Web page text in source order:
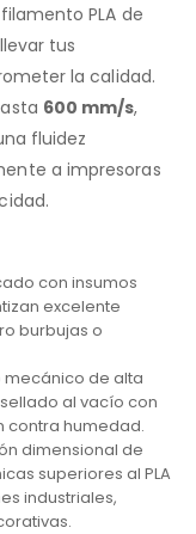
PLA de
tus
la calidad.
600 mm/s,
fluidez
a impresoras
con insumos
excelente
burbujas o
mecánico de alta
al vacío con
contra humedad.
dimensional de
superiores al PLA
industriales,